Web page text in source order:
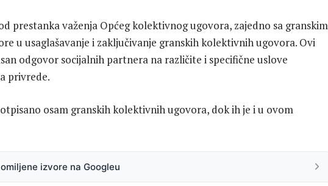
prestanka važenja Općeg kolektivnog ugovora, zajedno sa granskim
u usaglašavanje i zaključivanje granskih kolektivnih ugovora. Ovi
odgovor socijalnih partnera na različite i specifične uslove
privrede.
osam granskih kolektivnih ugovora, dok ih je i u ovom
izvore na Googleu